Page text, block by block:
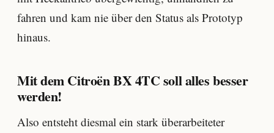
fahren und kam nie über den Status als Prototyp
hinaus.
Mit dem Citroën BX 4TC soll alles besser
werden!
Also entsteht diesmal ein stark überarbeiteter